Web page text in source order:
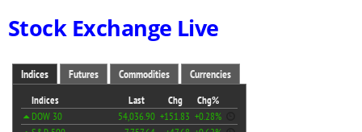
Stock Exchange Live